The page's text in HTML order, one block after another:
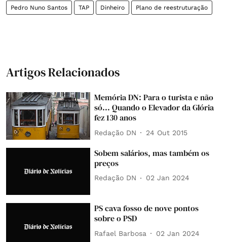
Pedro Nuno Santos TAP Dinheiro Plano de reestruturação
Artigos Relacionados
Memória DN: Para o turista e não
só... Quando o Elevador da Glória
fez 130 anos
Redação DN 24 Out 2015
Sobem salários, mas também os
preços
Redação DN 02 Jan 2024
PS cava fosso de nove pontos
sobre o PSD
Rafael Barbosa 02 Jan 2024